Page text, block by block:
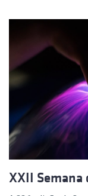
XXII Semana